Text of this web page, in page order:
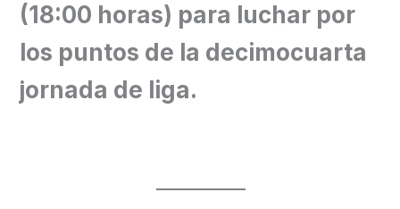
(18:00 horas) para luchar por
los puntos de la decimocuarta
jornada de liga.